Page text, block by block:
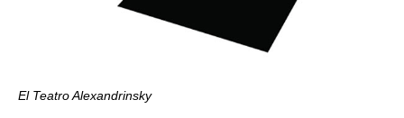
El Teatro Alexandrinsky